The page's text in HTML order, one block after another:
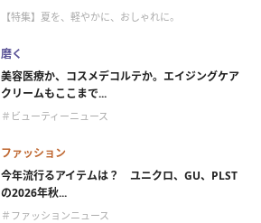
【特集】夏を、軽やかに、おしゃれに。
磨く
美容医療か、コスメデコルテか。エイジングケア
クリームもここまで...
＃ビューティーニュース
ファッション
今年流行るアイテムは？ ユニクロ、GU、PLST
の2026年秋...
＃ファッションニュース